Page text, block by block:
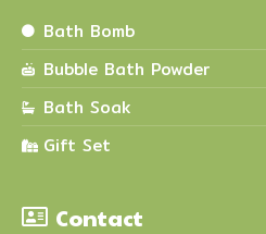
Bath Bomb
Bubble Bath Powder
Bath Soak
Gift Set
Contact